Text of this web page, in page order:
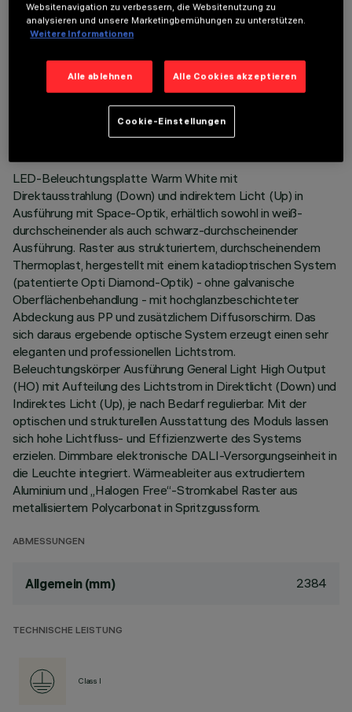
TECHNISCHE DATEN
LETZTES UPDATE: 02.08.2026
LED-Beleuchtungsplatte Warm White mit
Direktausstrahlung (Down) und indirektem Licht (Up) in
Ausführung mit Space-Optik, erhältlich sowohl in weiß-
durchscheinender als auch schwarz-durchscheinender
Ausführung. Raster aus strukturiertem, durchscheinendem
Thermoplast, hergestellt mit einem katadioptrischen System
(patentierte Opti Diamond-Optik) - ohne galvanische
Oberflächenbehandlung - mit hochglanzbeschichteter
Abdeckung aus PP und zusätzlichem Diffusorschirm. Das
sich daraus ergebende optische System erzeugt einen sehr
eleganten und professionellen Lichtstrom.
Beleuchtungskörper Ausführung General Light High Output
(HO) mit Aufteilung des Lichtstrom in Direktlicht (Down) und
Indirektes Licht (Up), je nach Bedarf regulierbar. Mit der
optischen und strukturellen Ausstattung des Moduls lassen
sich hohe Lichtfluss- und Effizienzwerte des Systems
erzielen. Dimmbare elektronische DALI-Versorgungseinheit in
die Leuchte integriert. Wärmeableiter aus extrudiertem
Aluminium und „Halogen Free“-Stromkabel Raster aus
metallisiertem Polycarbonat in Spritzgussform.
ABMESSUNGEN
Allgemein (mm) 2384
TECHNISCHE LEISTUNG
Class I
Websitenavigation zu verbessern, die Websitenutzung zu
analysieren und unsere Marketingbemühungen zu unterstützen.
Weitere Informationen
Alle ablehnen Alle Cookies akzeptieren
Cookie-Einstellungen